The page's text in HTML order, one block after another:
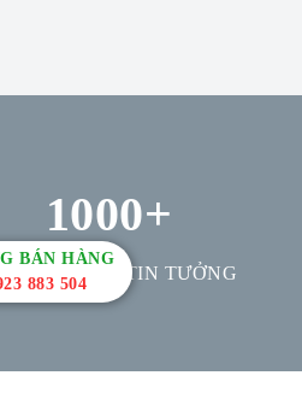
1000+
HÀNG TIN TƯỞNG
BÁN HÀNG
883 504